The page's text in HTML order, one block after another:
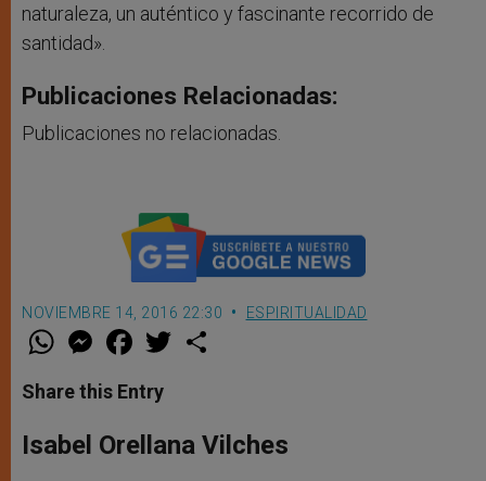
naturaleza, un auténtico y fascinante recorrido de
santidad».
Publicaciones Relacionadas:
Publicaciones no relacionadas.
NOVIEMBRE 14, 2016 22:30 ESPIRITUALIDAD
W
t
s
p
p
M
e
s
e
g
e
F
a
e
b
o
k
w
r
Share this Entry
Isabel Orellana Vilches